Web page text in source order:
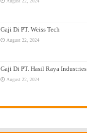
Gaji Di PT. Weiss Tech
August 22, 2024
Gaji Di PT. Hasil Raya Industries
August 22, 2024